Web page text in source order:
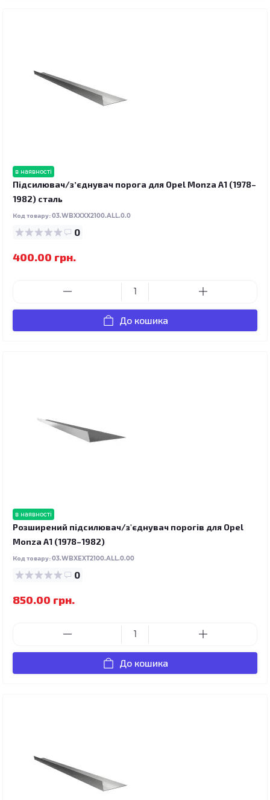
в наявності
Підсилювач/зʼєднувач порога для Opel Monza A1 (1978–
1982) сталь
Код товару:03.WBXXXX2100.ALL.0.0
0
400.00 грн.
До кошика
в наявності
Розширений підсилювач/з'єднувач порогів для Opel
Monza A1 (1978–1982)
Код товару:03.WBXEXT2100.ALL.0.00
0
850.00 грн.
До кошика